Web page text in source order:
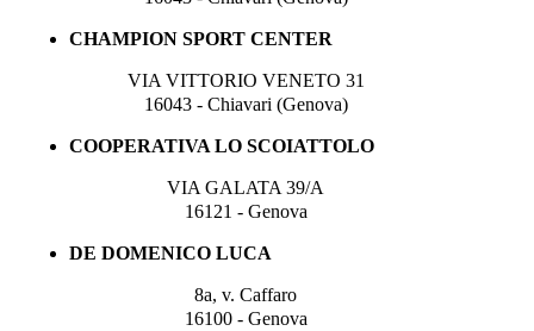
CHAMPION SPORT CENTER
VIA VITTORIO VENETO 31
16043 - Chiavari (Genova)
COOPERATIVA LO SCOIATTOLO
VIA GALATA 39/A
16121 - Genova
DE DOMENICO LUCA
8a, v. Caffaro
16100 - Genova